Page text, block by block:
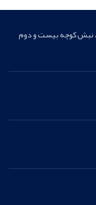
، نبش کوچه بیست و دوم